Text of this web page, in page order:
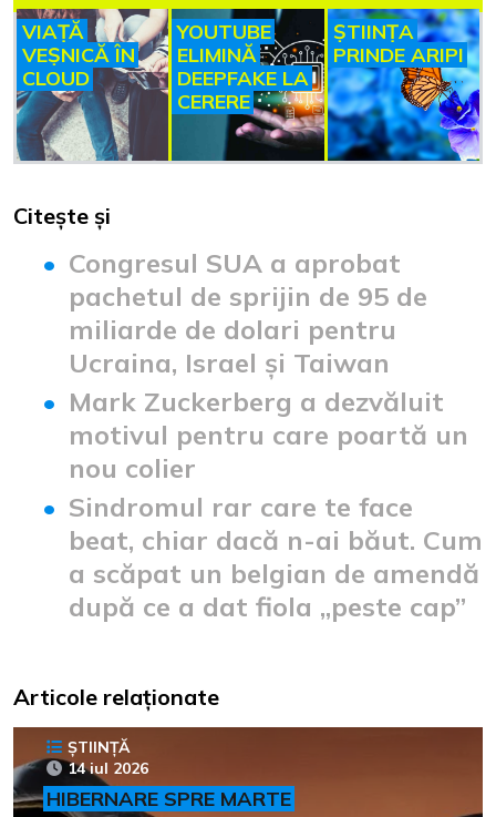
VIAȚĂ
VEȘNICĂ ÎN
CLOUD
YOUTUBE
ELIMINĂ
DEEPFAKE LA
CERERE
ȘTIINȚA
PRINDE ARIPI
Citește și
Congresul SUA a aprobat
pachetul de sprijin de 95 de
miliarde de dolari pentru
Ucraina, Israel și Taiwan
Mark Zuckerberg a dezvăluit
motivul pentru care poartă un
nou colier
Sindromul rar care te face
beat, chiar dacă n-ai băut. Cum
a scăpat un belgian de amendă
după ce a dat fiola „peste cap”
Articole relaționate
ȘTIINȚĂ
14 iul 2026
HIBERNARE SPRE MARTE